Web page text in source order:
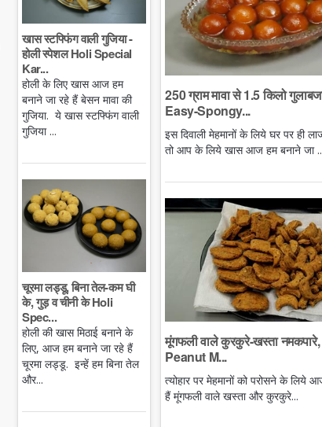
खास स्टफ्फिंग वाली गुजिया -
होली स्पेशल Holi Special
Kar...
होली के लिए खास आज हम
बनाने जा रहे हैं बेसन मावा की
गुजिया. ये खास स्टफ्फिंग वाली
गुजिया ...
चूरमा लड्डू, बिना तेल-कम घी
के, गुड़ व चीनी के Holi
Spec...
होली की खास मिठाई बनाने के
लिए, आज हम बनाने जा रहे हैं
चूरमा लड्डू. इन्हें हम बिना तेल
और...
250 ग्राम मावा से 1.5 किलो
Easy-Spongy...
इस दिवाली मेहमानों के लिये घर पर ही
तो आप के लिये खास आज हम बनाने जा
मूंगफली वाले कुरकुरे-खस्ता नमकपारे,
Peanut M...
त्योहार पर मेहमानों को परोसने के लिये
हैं मूंगफली वाले खस्ता और कुरकुरे...